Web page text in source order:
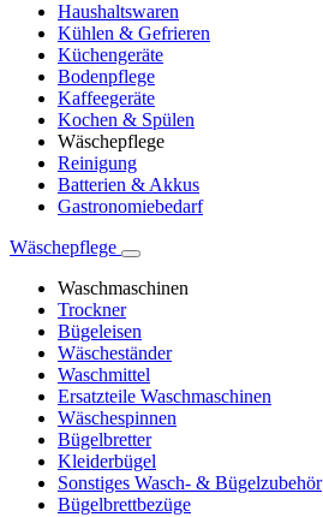
Haushaltswaren
Kühlen & Gefrieren
Küchengeräte
Bodenpflege
Kaffeegeräte
Kochen & Spülen
Wäschepflege
Reinigung
Batterien & Akkus
Gastronomiebedarf
Wäschepflege
Waschmaschinen
Trockner
Bügeleisen
Wäscheständer
Waschmittel
Ersatzteile Waschmaschinen
Wäschespinnen
Bügelbretter
Kleiderbügel
Sonstiges Wasch- & Bügelzubehör
Bügelbrettbezüge